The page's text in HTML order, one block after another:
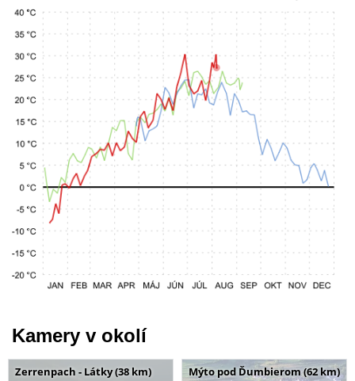
Kamery v okolí
Zerrenpach - Látky (38 km) Mýto pod Ďumbierom (62 km)